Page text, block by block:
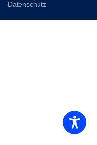
Datenschutz